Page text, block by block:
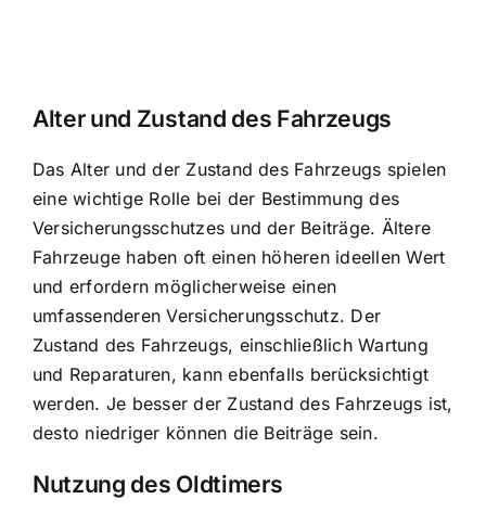
Alter und Zustand des Fahrzeugs
Das Alter und der Zustand des Fahrzeugs spielen
eine wichtige Rolle bei der Bestimmung des
Versicherungsschutzes und der Beiträge. Ältere
Fahrzeuge haben oft einen höheren ideellen Wert
und erfordern möglicherweise einen
umfassenderen Versicherungsschutz. Der
Zustand des Fahrzeugs, einschließlich Wartung
und Reparaturen, kann ebenfalls berücksichtigt
werden. Je besser der Zustand des Fahrzeugs ist,
desto niedriger können die Beiträge sein.
Nutzung des Oldtimers